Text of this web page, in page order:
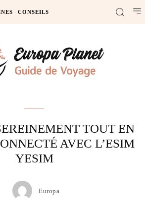
CONSEILS
TOUT EN
AVEC L’ESIM
YESIM
Europa